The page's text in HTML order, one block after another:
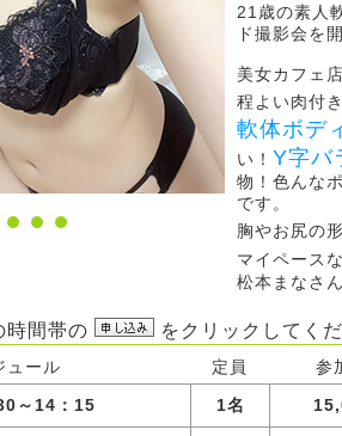
21歳の素人
ド撮影会を
美女カフェ
程よい肉付
軟体ボデ
い！ Y字バ
物！色んな
です。
胸やお尻の
マイペース
松本まなさ
時間帯の をクリックしてく
ュール 定員
参
～14：15
1名